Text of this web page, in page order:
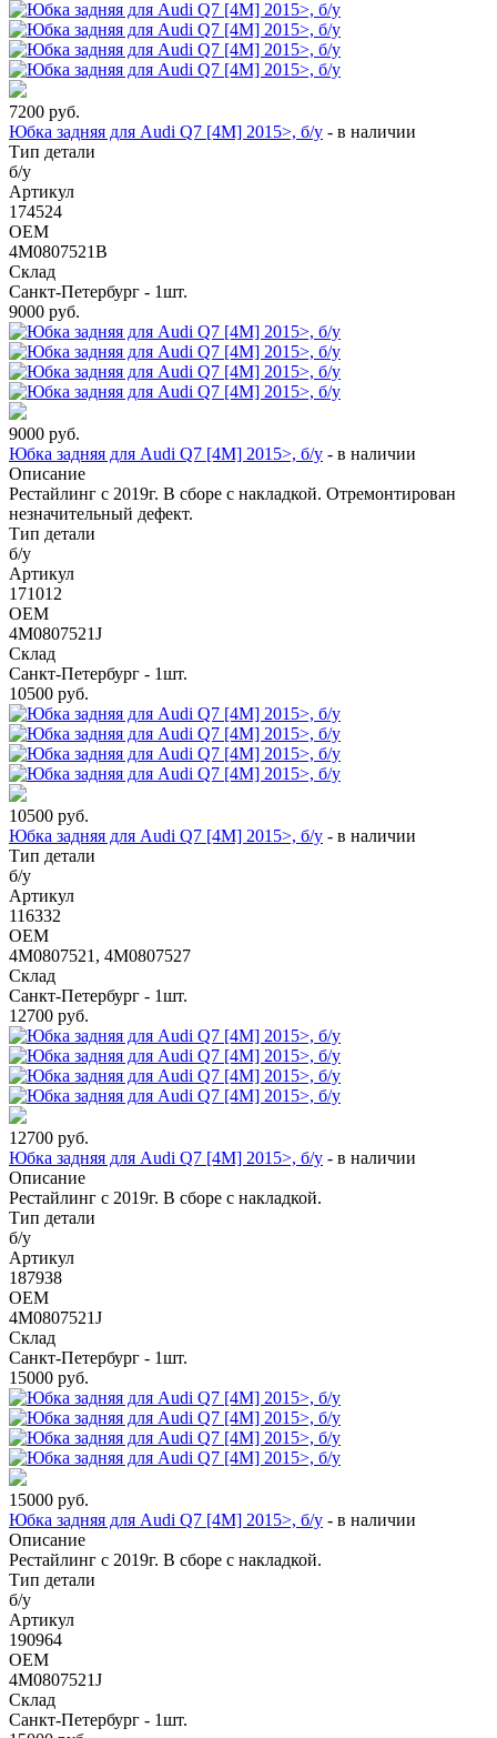
7200 руб.
Юбка задняя для Audi Q7 [4M] 2015>, б/у - в наличии
Тип детали
б/у
Артикул
174524
OEM
4M0807521B
Склад
Санкт-Петербург - 1шт.
9000 руб.
9000 руб.
Юбка задняя для Audi Q7 [4M] 2015>, б/у - в наличии
Описание
Рестайлинг с 2019г. В сборе с накладкой. Отремонтирован
незначительный дефект.
Тип детали
б/у
Артикул
171012
OEM
4M0807521J
Склад
Санкт-Петербург - 1шт.
10500 руб.
10500 руб.
Юбка задняя для Audi Q7 [4M] 2015>, б/у - в наличии
Тип детали
б/у
Артикул
116332
OEM
4M0807521, 4M0807527
Склад
Санкт-Петербург - 1шт.
12700 руб.
12700 руб.
Юбка задняя для Audi Q7 [4M] 2015>, б/у - в наличии
Описание
Рестайлинг с 2019г. В сборе с накладкой.
Тип детали
б/у
Артикул
187938
OEM
4M0807521J
Склад
Санкт-Петербург - 1шт.
15000 руб.
15000 руб.
Юбка задняя для Audi Q7 [4M] 2015>, б/у - в наличии
Описание
Рестайлинг с 2019г. В сборе с накладкой.
Тип детали
б/у
Артикул
190964
OEM
4M0807521J
Склад
Санкт-Петербург - 1шт.